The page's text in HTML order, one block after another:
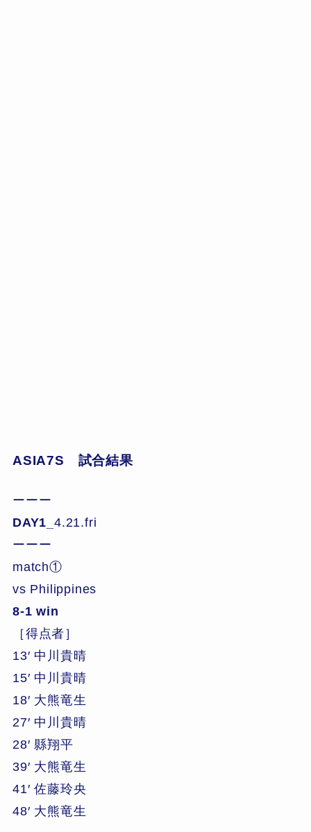
ASIA7S 試合結果
ーーー
DAY1_ 4.21.fri
ーーー
match①
vs Philippines
8-1 win
［得点者］
13′ 中川貴晴
15′ 中川貴晴
18′ 大熊竜生
27′ 中川貴晴
28′ 縣翔平
39′ 大熊竜生
41′ 佐藤玲央
48′ 大熊竜生